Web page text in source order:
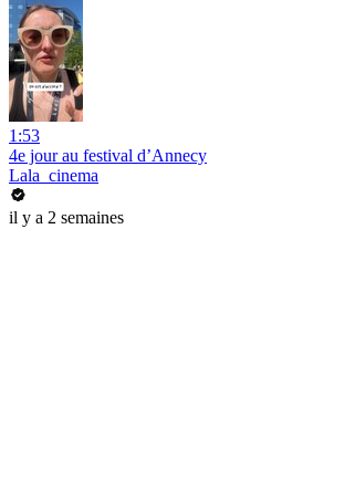
1:53
4e jour au festival d’Annecy
Lala_cinema
il y a 2 semaines